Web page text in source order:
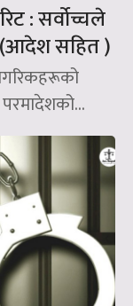
: सर्वोच्चले
सहित )
परमादेशको...